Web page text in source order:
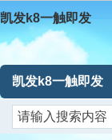
凯发k8一触即发
凯发k8一触即发